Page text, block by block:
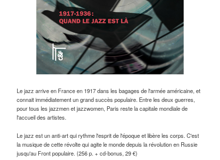
Le jazz arrive en France en 1917 dans les bagages de l'armée américaine, et
connait immédiatement un grand succès populaire. Entre les deux guerres,
pour tous les jazzmen et jazzwomen, Paris reste la capitale mondiale de
l'accueil des artistes.
Le jazz est un anti-art qui rythme l'esprit de l'époque et libère les corps. C'est
la musique de cette révolte qui agite le monde depuis la révolution en Russie
jusqu'au Front populaire. (256 p. + cd-bonus, 29 €)